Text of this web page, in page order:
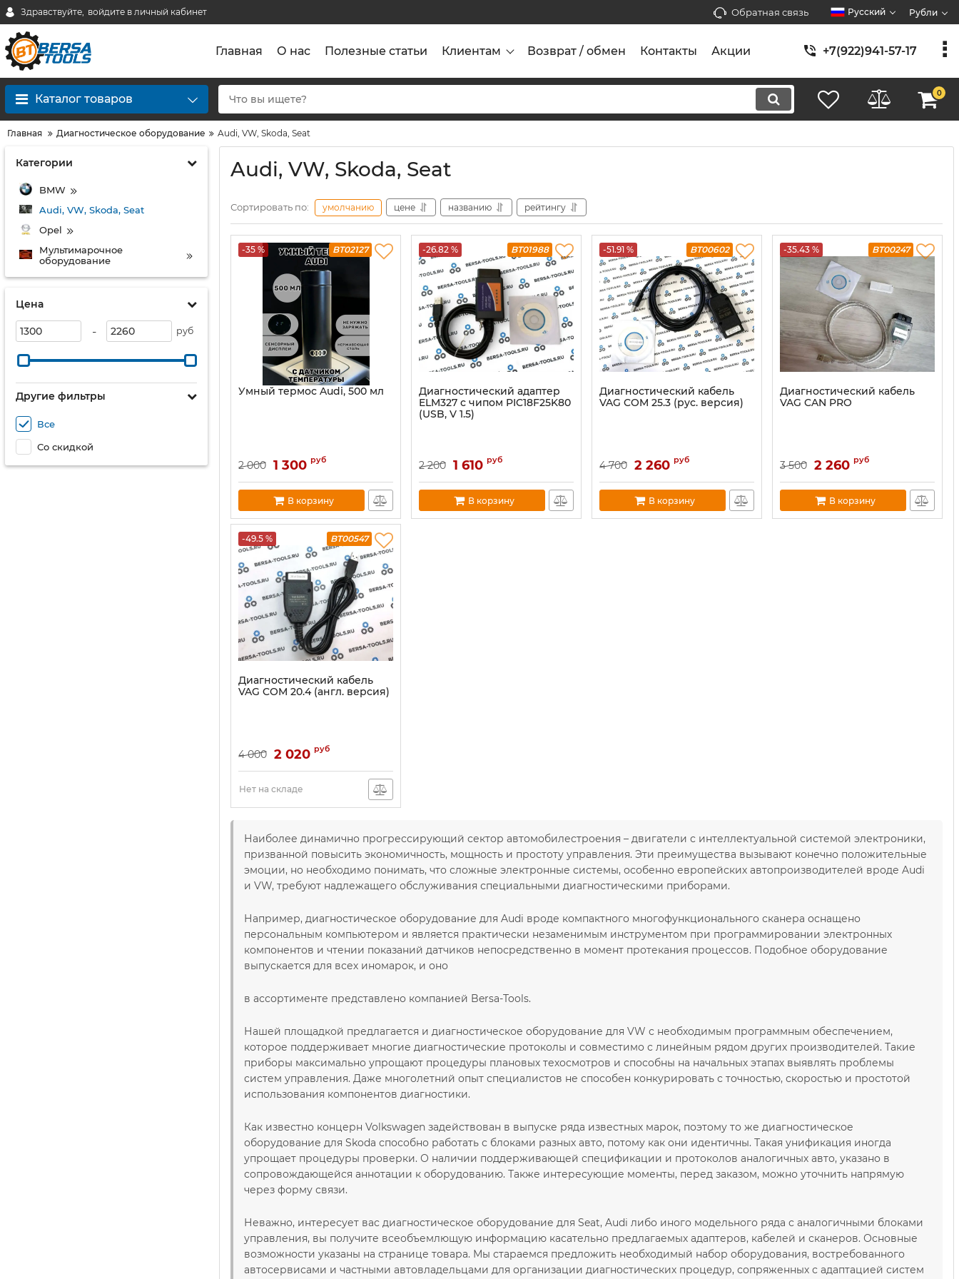
Здравствуйте, войдите в личный кабинет Обратная связь Русский Рубли
Главная О нас Полезные статьи Клиентам Возврат / обмен Контакты Акции +7(922)941-57-17
Каталог товаров 0
Главная Диагностическое оборудование Audi, VW, Skoda, Seat
Категории
BMW
Audi, VW, Skoda, Seat
Opel
Мультимарочное
оборудование
Цена
- руб
Другие фильтры
Все
Со скидкой
Audi, VW, Skoda, Seat
Сортировать по: умолчанию цене названию рейтингу
-35 % BT02127
Умный термос Audi, 500 мл
2 000 1 300 руб
В корзину
-26.82 % BT01988
Диагностический адаптер
ELM327 с чипом PIC18F25K80
(USB, V 1.5)
2 200 1 610 руб
В корзину
-51.91 % BT00602
Диагностический кабель
VAG COM 25.3 (рус. версия)
4 700 2 260 руб
В корзину
-35.43 % BT00247
Диагностический кабель
VAG CAN PRO
3 500 2 260 руб
В корзину
-49.5 % BT00547
Диагностический кабель
VAG COM 20.4 (англ. версия)
4 000 2 020 руб
Нет на складе
Наиболее динамично прогрессирующий сектор автомобилестроения – двигатели с интеллектуальной системой электроники,
призванной повысить экономичность, мощность и простоту управления. Эти преимущества вызывают конечно положительные
эмоции, но необходимо понимать, что сложные электронные системы, особенно европейских автопроизводителей вроде Audi
и VW, требуют надлежащего обслуживания специальными диагностическими приборами.
Например, диагностическое оборудование для Audi вроде компактного многофункционального сканера оснащено
персональным компьютером и является практически незаменимым инструментом при программировании электронных
компонентов и чтении показаний датчиков непосредственно в момент протекания процессов. Подобное оборудование
выпускается для всех иномарок, и оно
в ассортименте представлено компанией Bersa-Tools.
Нашей площадкой предлагается и диагностическое оборудование для VW с необходимым программным обеспечением,
которое поддерживает многие диагностические протоколы и совместимо с линейным рядом других производителей. Такие
приборы максимально упрощают процедуры плановых техосмотров и способны на начальных этапах выявлять проблемы
систем управления. Даже многолетний опыт специалистов не способен конкурировать с точностью, скоростью и простотой
использования компонентов диагностики.
Как известно концерн Volkswagen задействован в выпуске ряда известных марок, поэтому то же диагностическое
оборудование для Skoda способно работать с блоками разных авто, потому как они идентичны. Такая унификация иногда
упрощает процедуры проверки. О наличии поддерживающей спецификации и протоколов аналогичных авто, указано в
сопровождающейся аннотации к оборудованию. Также интересующие моменты, перед заказом, можно уточнить напрямую
через форму связи.
Неважно, интересует вас диагностическое оборудование для Seat, Audi либо иного модельного ряда с аналогичными блоками
управления, вы получите всеобъемлющую информацию касательно предлагаемых адаптеров, кабелей и сканеров. Основные
возможности указаны на странице товара. Мы стараемся предложить необходимый набор оборудования, востребованного
автосервисами и частными автовладельцами для организации диагностических процедур, сопряженных с адаптацией систем